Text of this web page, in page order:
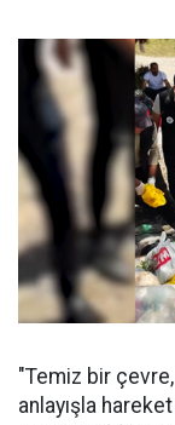
"Temiz bir
anlayışla